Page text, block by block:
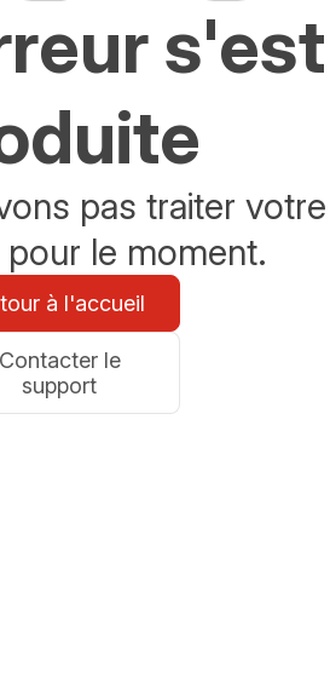
s'est
pas traiter votre
le moment.
à l'accueil
Contacter le
support